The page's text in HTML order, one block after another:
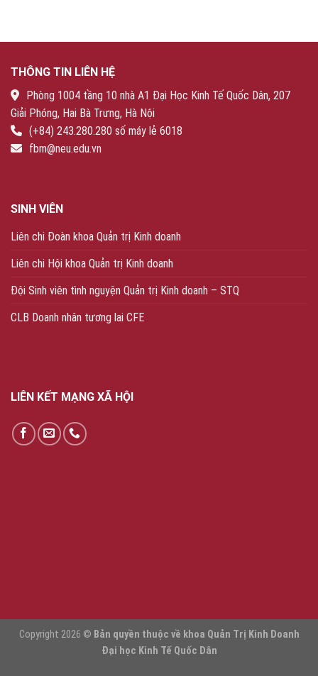
THÔNG TIN LIÊN HỆ
Phòng 1004 tầng 10 nhà A1 Đại Học Kinh Tế Quốc Dân, 207
Giải Phóng, Hai Bà Trưng, Hà Nội
(+84) 243.280.280 số máy lẻ 6018
fbm@neu.edu.vn
SINH VIÊN
Liên chi Đoàn khoa Quản trị Kinh doanh
Liên chi Hội khoa Quản trị Kinh doanh
Đội Sinh viên tình nguyện Quản trị Kinh doanh – STQ
CLB Doanh nhân tương lai CFE
LIÊN KẾT MẠNG XÃ HỘI
Copyright 2026 © Bản quyền thuộc về khoa Quản Trị Kinh Doanh
Đại học Kinh Tế Quốc Dân